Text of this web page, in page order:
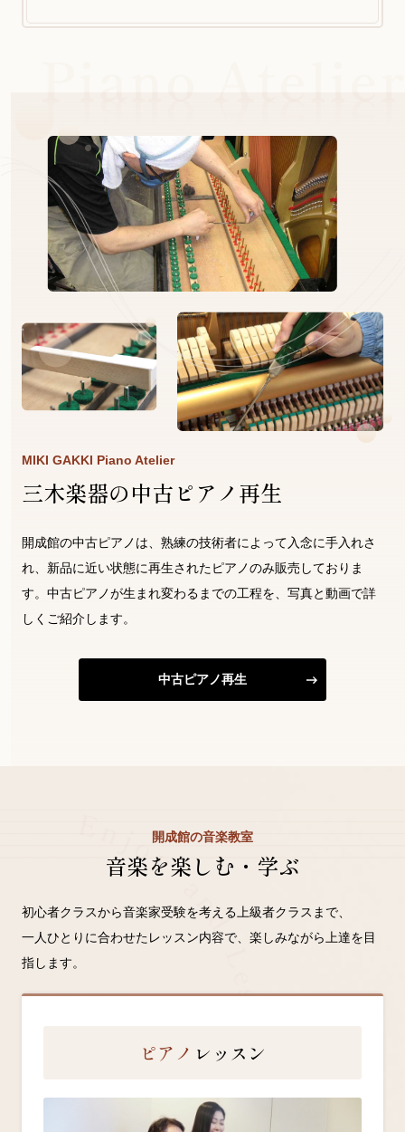
MIKI GAKKI Piano Atelier
三木楽器の中古ピアノ再生
開成館の中古ピアノは、熟練の技術者によって入念に手入れさ
れ、新品に近い状態に再生されたピアノのみ販売しておりま
す。中古ピアノが生まれ変わるまでの工程を、写真と動画で詳
しくご紹介します。
中古ピアノ再生
開成館の音楽教室
音楽を楽しむ・学ぶ
初心者クラスから音楽家受験を考える上級者クラスまで、
一人ひとりに合わせたレッスン内容で、楽しみながら上達を目
指します。
j
oy
a
n
d
e
n
M
ピアノ レッスン